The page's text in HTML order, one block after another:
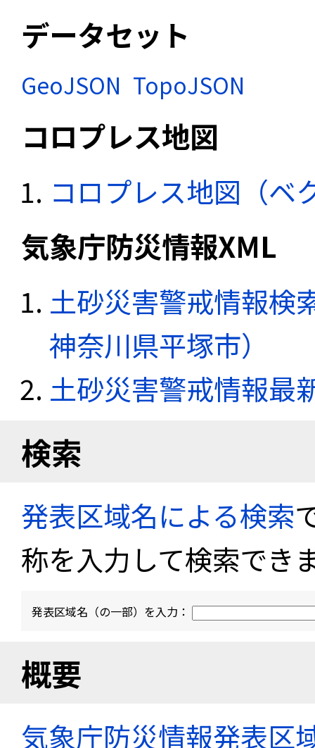
データセット
GeoJSON TopoJSON
コロプレス地図
コロプレス地図（ベ
気象庁防災情報XML
土砂災害警戒情報検
神奈川県平塚市）
土砂災害警戒情報最
検索
発表区域名による検索
称を入力して検索でき
発表区域名（の一部）を入力：
概要
気象庁防災情報発表区